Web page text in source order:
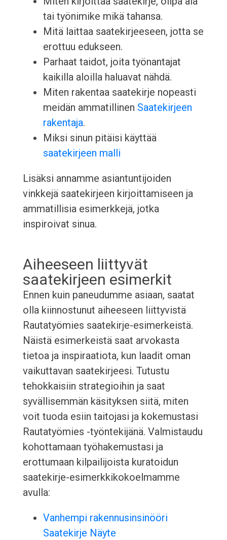
tai työnimike mikä tahansa.
Mitä laittaa saatekirjeeseen, jotta se
erottuu edukseen.
Parhaat taidot, joita työnantajat
kaikilla aloilla haluavat nähdä.
Miten rakentaa saatekirje nopeasti
meidän ammatillinen Saatekirjeen
rakentaja.
Miksi sinun pitäisi käyttää
saatekirjeen malli
Lisäksi annamme asiantuntijoiden
vinkkejä saatekirjeen kirjoittamiseen ja
ammatillisia esimerkkejä, jotka
inspiroivat sinua.
Aiheeseen liittyvät
saatekirjeen esimerkit
Ennen kuin paneudumme asiaan, saatat
olla kiinnostunut aiheeseen liittyvistä
Rautatyömies saatekirje-esimerkeistä.
Näistä esimerkeistä saat arvokasta
tietoa ja inspiraatiota, kun laadit oman
vaikuttavan saatekirjeesi. Tutustu
tehokkaisiin strategioihin ja saat
syvällisemmän käsityksen siitä, miten
voit tuoda esiin taitojasi ja kokemustasi
Rautatyömies -työntekijänä. Valmistaudu
kohottamaan työhakemustasi ja
erottumaan kilpailijoista kuratoidun
saatekirje-esimerkkikokoelmamme
avulla:
Vanhempi rakennusinsinööri
Saatekirje Näyte